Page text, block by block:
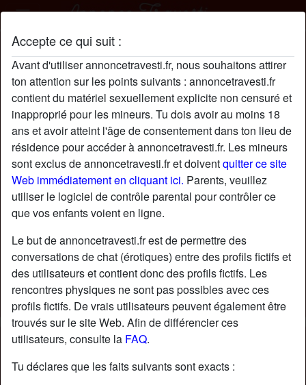
Accepte ce qui suit :
Avant d'utiliser annoncetravesti.fr, nous souhaitons attirer
ton attention sur les points suivants : annoncetravesti.fr
contient du matériel sexuellement explicite non censuré et
inapproprié pour les mineurs. Tu dois avoir au moins 18
ans et avoir atteint l'âge de consentement dans ton lieu de
résidence pour accéder à annoncetravesti.fr. Les mineurs
sont exclus de annoncetravesti.fr et doiventquitter ce site
Web immédiatement en cliquant ici. Parents, veuillez
utiliser le logiciel de contrôle parental pour contrôler ce
que vos enfants voient en ligne.
Le but de annoncetravesti.fr est de permettre des
conversations de chat (érotiques) entre des profils fictifs et
des utilisateurs et contient donc des profils fictifs. Les
rencontres physiques ne sont pas possibles avec ces
profils fictifs. De vrais utilisateurs peuvent également être
trouvés sur le site Web. Afin de différencier ces
utilisateurs, consulte la FAQ.
Tu déclares que les faits suivants sont exacts :
YvonneMsé profil
starAjouter chatDiscuter !
Nickname:
Âge:
30